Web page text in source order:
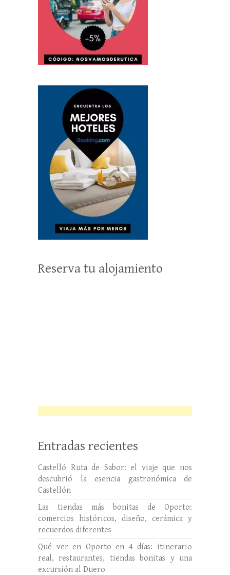
Reserva tu alojamiento
Entradas recientes
Castelló Ruta de Sabor: el viaje que nos
descubrió la esencia gastronómica de
Castellón
Las tiendas más bonitas de Oporto:
comercios históricos, diseño, cerámica y
recuerdos diferentes
Qué ver en Oporto en 4 días: itinerario
real, restaurantes, tiendas bonitas y una
excursión al Duero